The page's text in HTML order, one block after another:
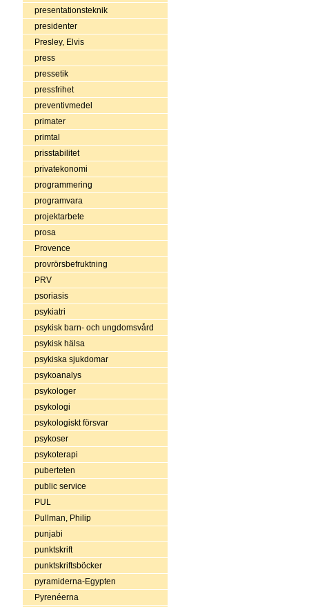
presentationsteknik
presidenter
Presley, Elvis
press
pressetik
pressfrihet
preventivmedel
primater
primtal
prisstabilitet
privatekonomi
programmering
programvara
projektarbete
prosa
Provence
provrörsbefruktning
PRV
psoriasis
psykiatri
psykisk barn- och ungdomsvård
psykisk hälsa
psykiska sjukdomar
psykoanalys
psykologer
psykologi
psykologiskt försvar
psykoser
psykoterapi
puberteten
public service
PUL
Pullman, Philip
punjabi
punktskrift
punktskriftsböcker
pyramiderna-Egypten
Pyrenéerna